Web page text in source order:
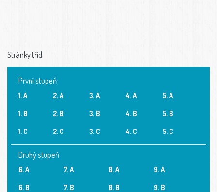
Stránky tříd
První stupeň
1. A
1. B
1. C
2. A
2. B
2. C
3. A
3. B
3. C
4. A
4. B
4. C
5. A
5. B
5. C
Druhý stupeň
6. A
6. B
7. A
7. B
8. A
8. B
9. A
9. B